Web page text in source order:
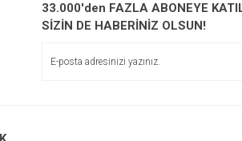
33.000'den FAZLA ABONEYE
SİZİN DE HABERİNİZ OLSUN!